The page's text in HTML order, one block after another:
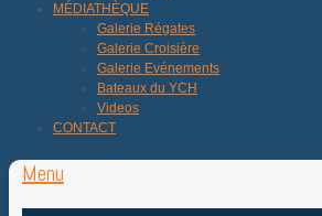
MÉDIATHÈQUE
Galerie Régates
Galerie Croisière
Galerie Evénements
Bateaux du YCH
Videos
CONTACT
Menu